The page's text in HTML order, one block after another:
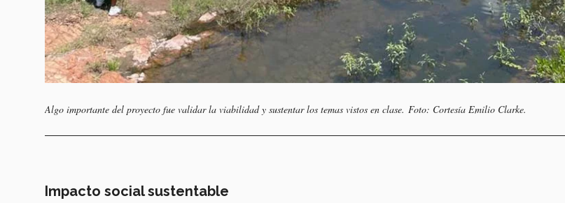
Algo importante del proyecto fue validar la viabilidad y sustentar los temas vistos en clase. Foto: Cortesía Emilio Clarke.
Impacto social sustentable